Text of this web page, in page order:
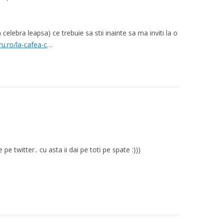
leapsa) ce trebuie sa stii inainte sa ma inviti la o
la-cafea-c…
twitter.. cu asta ii dai pe toti pe spate :)))